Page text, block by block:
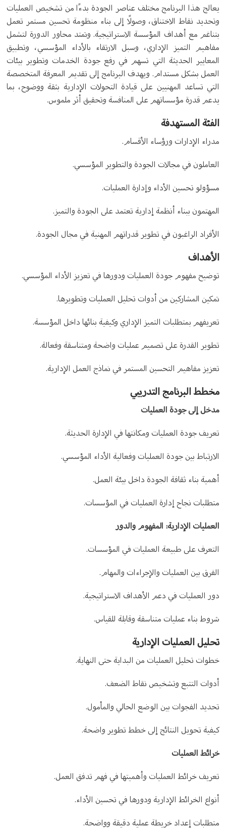
يعالج هذا البرنامج مختلف عناصر الجودة بدءًا من تشخيص العمليات
وتحديد نقاط الاختناق، وصولًا إلى بناء منظومة تحسين مستمر تعمل
بتناغم مع أهداف المؤسسة الاستراتيجية. وتمتد محاور الدورة لتشمل
مفاهيم التميز الإداري، وسبل الارتقاء بالأداء المؤسسي، وتطبيق
المعايير الحديثة التي تسهم في رفع جودة الخدمات وتطوير بيئات
العمل بشكل مستدام. ويهدف البرنامج إلى تقديم المعرفة المتخصصة
التي تساعد المهنيين على قيادة التحولات الإدارية بثقة ووضوح، بما
يدعم قدرة مؤسساتهم على المنافسة وتحقيق أثر ملموس.
الفئة المستهدفة
مدراء الإدارات ورؤساء الأقسام.
العاملون في مجالات الجودة والتطوير المؤسسي.
مسؤولو تحسين الأداء وإدارة العمليات.
المهتمون ببناء أنظمة إدارية تعتمد على الجودة والتميز.
الأفراد الراغبون في تطوير قدراتهم المهنية في مجال الجودة.
الأهداف
توضيح مفهوم جودة العمليات ودورها في تعزيز الأداء المؤسسي.
تمكين المشاركين من أدوات تحليل العمليات وتطويرها.
تعريفهم بمتطلبات التميز الإداري وكيفية بنائها داخل المؤسسة.
تطوير القدرة على تصميم عمليات واضحة ومتناسقة وفعالة.
تعزيز مفاهيم التحسين المستمر في نماذج العمل الإدارية.
مخطط البرنامج التدريبي
مدخل إلى جودة العمليات
تعريف جودة العمليات ومكانتها في الإدارة الحديثة.
الارتباط بين جودة العمليات وفعالية الأداء المؤسسي.
أهمية بناء ثقافة الجودة داخل بيئة العمل.
متطلبات نجاح إدارة العمليات في المؤسسات.
العمليات الإدارية: المفهوم والدور
التعرف على طبيعة العمليات في المؤسسات.
الفرق بين العمليات والإجراءات والمهام.
دور العمليات في دعم الأهداف الاستراتيجية.
شروط بناء عمليات متناسقة وقابلة للقياس.
تحليل العمليات الإدارية
خطوات تحليل العمليات من البداية حتى النهاية.
أدوات التتبع وتشخيص نقاط الضعف.
تحديد الفجوات بين الوضع الحالي والمأمول.
كيفية تحويل النتائج إلى خطط تطوير واضحة.
خرائط العمليات
تعريف خرائط العمليات وأهميتها في فهم تدفق العمل.
أنواع الخرائط الإدارية ودورها في تحسين الأداء.
متطلبات إعداد خريطة عملية دقيقة وواضحة.